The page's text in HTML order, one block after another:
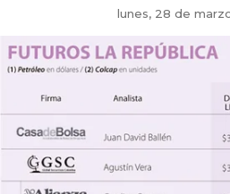
lunes, 28 de